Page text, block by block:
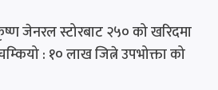
जेनरल स्टोरबाट २५० को खरिदमा
: १० लाख जित्ने उपभोक्ता को